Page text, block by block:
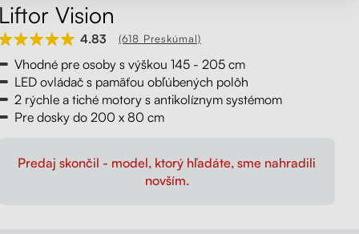
Pre najnáročnejších
Všetky stoličky
Objavte všetky kancelárske a
balančné stoličky Liftor pre zdravší
a pohodlnejší pracovný deň.
Pre najnáročnejších
Liftor Vision
4.83 (618 Preskúmal)
Vhodné pre osoby s výškou 145 - 205 cm
LED ovládač s pamäťou obľúbených polôh
2 rýchle a tiché motory s antikolíznym systémom
Pre dosky do 200 x 80 cm
Predaj skončil - model, ktorý hľadáte, sme nahradili
novším.